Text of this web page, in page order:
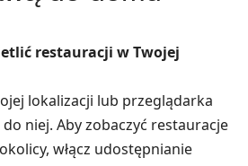
restauracji w Twojej
lokalizacji lub przeglądarka
niej. Aby zobaczyć restauracje
włącz udostępnianie